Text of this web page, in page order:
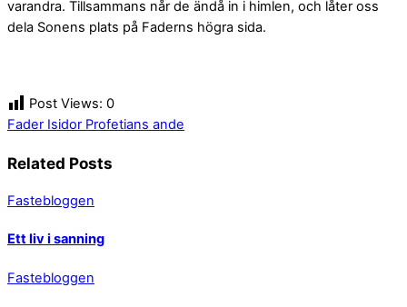
varandra. Tillsammans når de ändå in i himlen, och låter oss
dela Sonens plats på Faderns högra sida.
Post Views: 0
Fader Isidor Profetians ande
Related Posts
Fastebloggen
Ett liv i sanning
Fastebloggen